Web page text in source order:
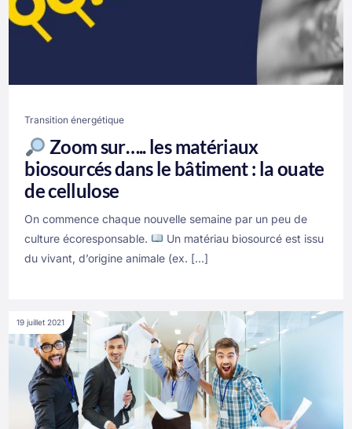
Transition énergétique
Zoom sur….. les matériaux
biosourcés dans le bâtiment : la ouate
de cellulose
On commence chaque nouvelle semaine par un peu de
culture écoresponsable.
Un matériau biosourcé est issu
du vivant, d’origine animale (ex. […]
19 juillet 2021